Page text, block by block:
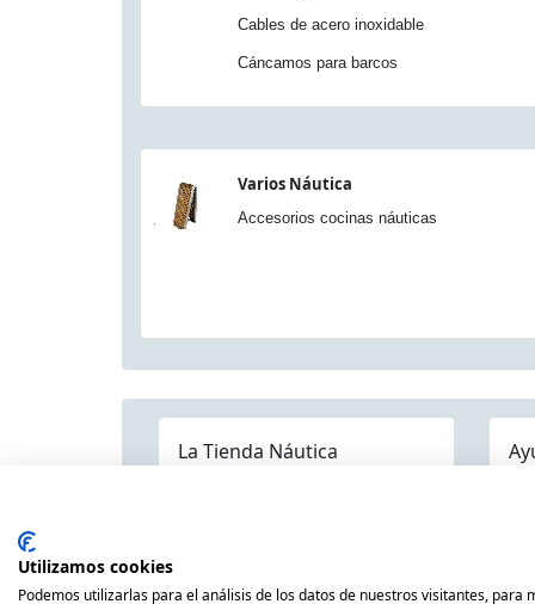
Cables de acero inoxidable
Cáncamos para barcos
Varios Náutica
Accesorios cocinas náuticas
La Tienda Náutica
Náuticas
Utilizamos cookies
Podemos utilizarlas para el análisis de los datos de nuestros visitantes,